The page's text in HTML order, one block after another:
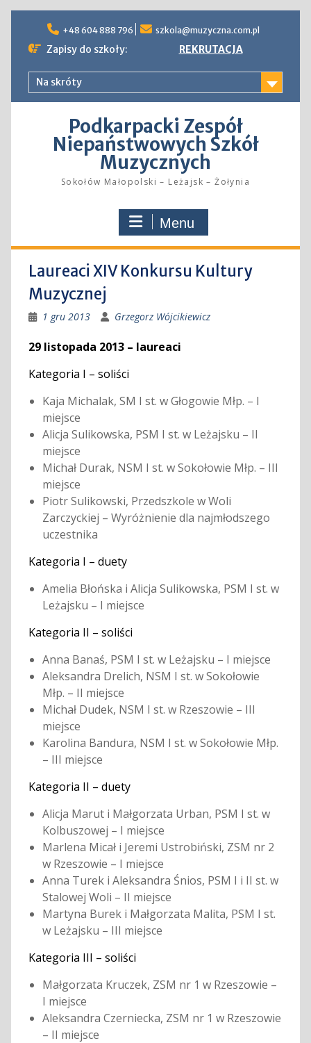
content
+48 604 888 796 szkola@muzyczna.com.pl
Zapisy do szkoły: REKRUTACJA
Na skróty
Podkarpacki Zespół
Niepaństwowych Szkół
Muzycznych
Sokołów Małopolski – Leżajsk – Żołynia
Menu
Laureaci XIV Konkursu Kultury
Muzycznej
1 gru 2013 Grzegorz Wójcikiewicz
29 listopada 2013 – laureaci
Kategoria I – soliści
Kaja Michalak, SM I st. w Głogowie Młp. – I
miejsce
Alicja Sulikowska, PSM I st. w Leżajsku – II
miejsce
Michał Durak, NSM I st. w Sokołowie Młp. – III
miejsce
Piotr Sulikowski, Przedszkole w Woli
Zarczyckiej – Wyróżnienie dla najmłodszego
uczestnika
Kategoria I – duety
Amelia Błońska i Alicja Sulikowska, PSM I st. w
Leżajsku – I miejsce
Kategoria II – soliści
Anna Banaś, PSM I st. w Leżajsku – I miejsce
Aleksandra Drelich, NSM I st. w Sokołowie
Młp. – II miejsce
Michał Dudek, NSM I st. w Rzeszowie – III
miejsce
Karolina Bandura, NSM I st. w Sokołowie Młp.
– III miejsce
Kategoria II – duety
Alicja Marut i Małgorzata Urban, PSM I st. w
Kolbuszowej – I miejsce
Marlena Micał i Jeremi Ustrobiński, ZSM nr 2
w Rzeszowie – I miejsce
Anna Turek i Aleksandra Śnios, PSM I i II st. w
Stalowej Woli – II miejsce
Martyna Burek i Małgorzata Malita, PSM I st.
w Leżajsku – III miejsce
Kategoria III – soliści
Małgorzata Kruczek, ZSM nr 1 w Rzeszowie –
I miejsce
Aleksandra Czerniecka, ZSM nr 1 w Rzeszowie
– II miejsce